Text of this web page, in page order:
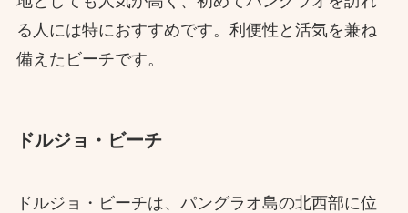
る人には特におすすめです。利便性と活気を兼ね
備えたビーチです。
ドルジョ・ビーチ
ドルジョ・ビーチは、パングラオ島の北西部に位